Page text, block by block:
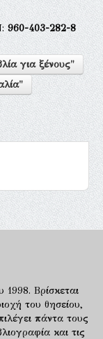
960-403-282-8
για ξένους"
1998. Βρίσκεται
του θησείου,
πάντα τους
και τις